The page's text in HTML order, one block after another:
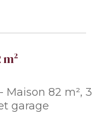
Maison 82 m², 3
garage